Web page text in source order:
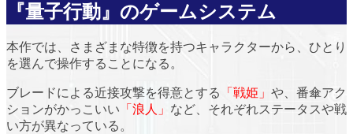
『量子行動』のゲームシステム
本作では、 さまざまな特徴を持つキャラクターから、ひとり
を選んで操作することになる。
ブレードによる近接攻撃を得意とする 「戦姫」 や、番傘アク
ションがかっこいい 「浪人」 など、それぞれステータスや戦
い方が異なっている。